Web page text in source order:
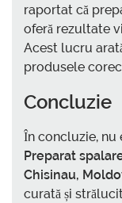
raportat că
oferă rezultate
Acest lucru
produsele
Concluzie
În concluzie, nu
Preparat
Chisinau,
curată și